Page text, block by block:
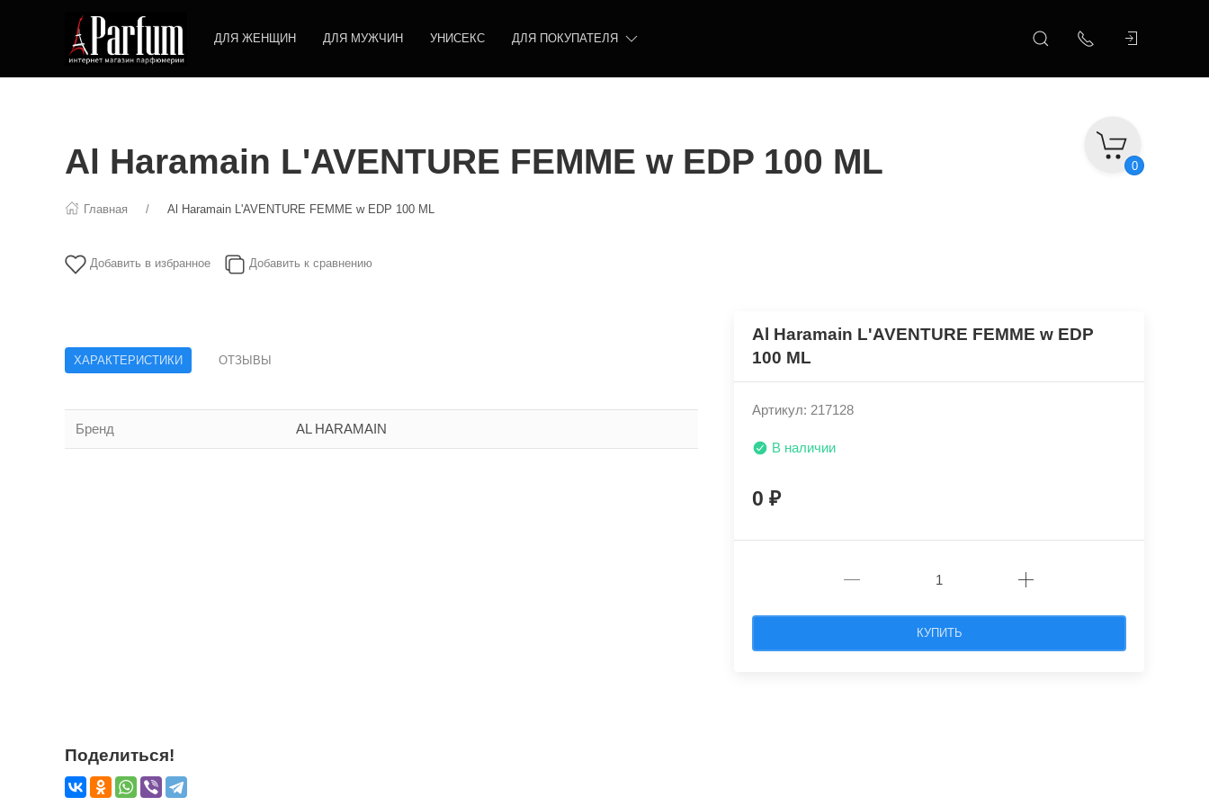
ДЛЯ ЖЕНЩИН ДЛЯ МУЖЧИН УНИСЕКС ДЛЯ ПОКУПАТЕЛЯ
0
Al Haramain L'AVENTURE FEMME w EDP 100 ML
Главная Al Haramain L'AVENTURE FEMME w EDP 100 ML
Добавить в избранное Добавить к сравнению
ХАРАКТЕРИСТИКИ ОТЗЫВЫ
Бренд AL HARAMAIN
Al Haramain L'AVENTURE FEMME w EDP
100 ML
Артикул: 217128
В наличии
0
КУПИТЬ
Поделиться!